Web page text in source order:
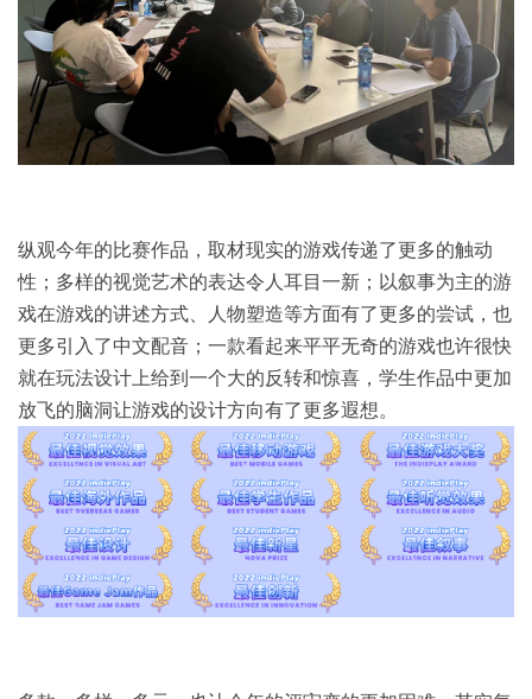
纵观今年的比赛作品，取材现实的游戏传递了更多的触动
性；多样的视觉艺术的表达令人耳目一新；以叙事为主的游
戏在游戏的讲述方式、人物塑造等方面有了更多的尝试，也
更多引入了中文配音；一款看起来平平无奇的游戏也许很快
就在玩法设计上给到一个大的反转和惊喜，学生作品中更加
放飞的脑洞让游戏的设计方向有了更多遐想。